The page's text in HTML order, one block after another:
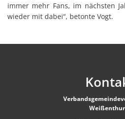
immer mehr Fans, im nächsten
wieder mit dabei“, betonte Vogt.